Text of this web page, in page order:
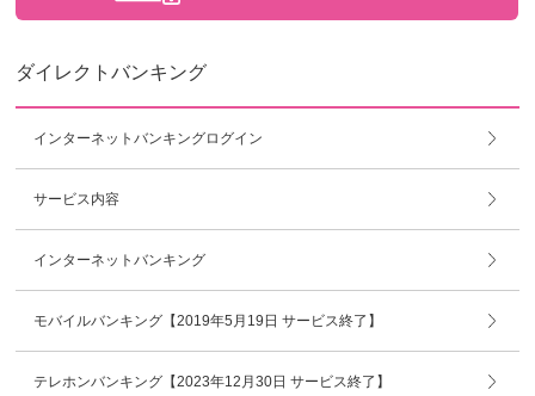
ダイレクトバンキング
インターネットバンキングログイン
サービス内容
インターネットバンキング
モバイルバンキング【2019年5月19日 サービス終了】
テレホンバンキング【2023年12月30日 サービス終了】